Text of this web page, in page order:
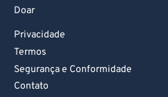
Doar
Privacidade
Termos
Segurança e Conformidade
Contato